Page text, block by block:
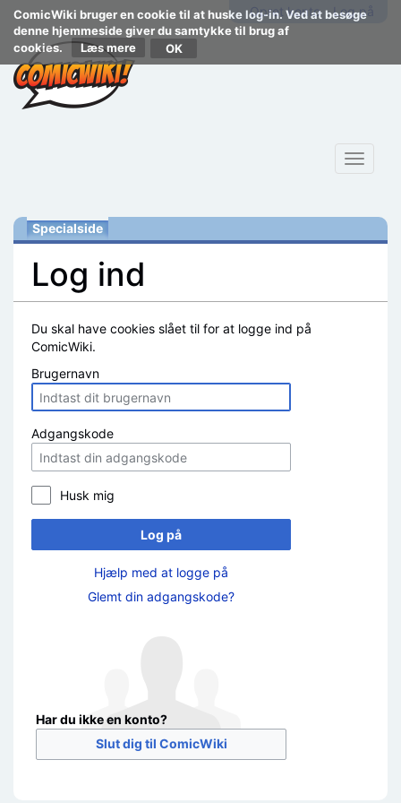
ComicWiki bruger en cookie til at huske log-in. Ved at besøge
denne hjemmeside giver du samtykke til brug af
cookies.
Læs mere
Opret konto Log på
Toggle
Specialside
Log ind
Du skal have cookies slået til for at logge ind på
ComicWiki.
Brugernavn
Adgangskode
Husk mig
Log på
Hjælp med at logge på
Glemt din adgangskode?
Har du ikke en konto?
Slut dig til ComicWiki